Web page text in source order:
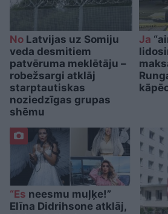
No Latvijas uz Somiju
veda desmitiem
patvēruma meklētāju –
robežsargi atklāj
starptautiskas
noziedzīgas grupas
shēmu
Ja
“Es neesmu muļķe!”
Elīna Didrihsone atklāj,